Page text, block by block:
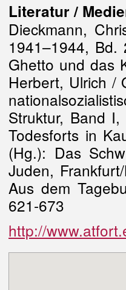
Literatur /
Dieckmann,
1941–1944,
Ghetto und das
Herbert, Ulrich /
Struktur, Band
Todesforts in
(Hg.): Das
Juden,
Aus dem
621-673
http://